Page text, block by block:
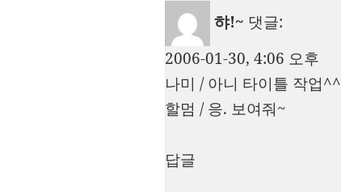
햐!~ 댓글:
2006-01-30, 4:06 오후
나미 / 아니 타이틀 작업^^
할멈 / 응. 보여줘~
답글